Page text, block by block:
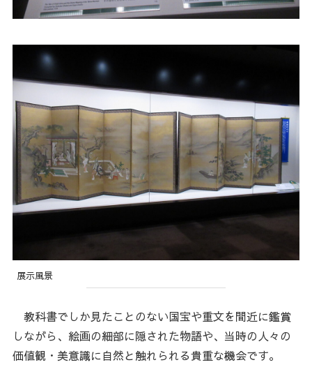
展示風景
教科書でしか見たことのない国宝や重文を間近に鑑賞
しながら、絵画の細部に隠された物語や、当時の人々の
価値観・美意識に自然と触れられる貴重な機会です。